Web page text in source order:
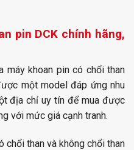
pin DCK chính hãng,
máy khoan pin có chổi than
một model đáp ứng nhu
địa chỉ uy tín để mua được
với mức giá cạnh tranh.